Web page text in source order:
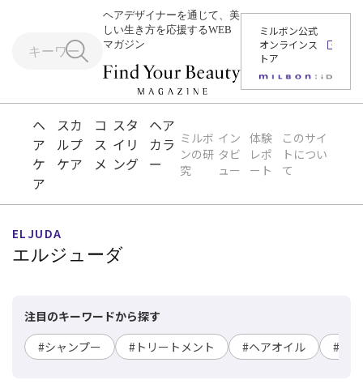
ヘアデザイナーを通じて、美
しい生き方を応援するWEB
マガジン
ミルボン公式
オンラインス
トア
ヘ
ア
ケ
ア
スカ
ルプ
ケア
コ
ス
メ
スタ
イリ
ング
ヘア
カラ
ー
ミルボ
ンの研
究
イン
タビ
ュー
体験
レポ
ート
このサイ
トについ
て
ELJUDA
エルジューダ
注目のキーワードから探す
#シャンプー
#トリートメント #ヘアオイル #ヘ